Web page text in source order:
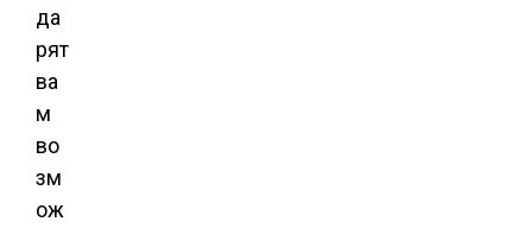
да
рят
ва
м
во
зм
ож